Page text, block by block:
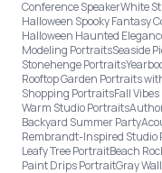
Conference SpeakerWhite
Halloween Spooky Fantasy
Halloween Haunted
Modeling PortraitsSeaside
Stonehenge Portraits
Rooftop Garden Portraits
Shopping PortraitsFall
Warm Studio Portraits
Backyard Summer Party
Rembrandt-Inspired Studio
Leafy Tree PortraitBeach
Paint Drips PortraitGray Wall